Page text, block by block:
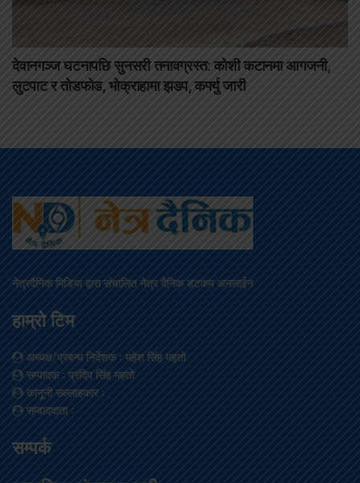
देवानगञ्ज घटनापछि सुनसरी तनावग्रस्त: कोशी कटानमा आगजनी,
लुटपाट र तोडफोड, भोक्राहामा झडप, कर्फ्यु जारी
नेत्रदैनिक मिडिया द्वारा संचालित नेत्र दैनिक डटकम अनलाईन
हाम्रो टिम
अध्यक्ष/प्रबन्ध निर्देशक: महेश सिंह महतो
सम्पादक: प्रदिप सिंह महतो
कानूनी सल्लाहकार:
सम्वाददाता:
सम्पर्क